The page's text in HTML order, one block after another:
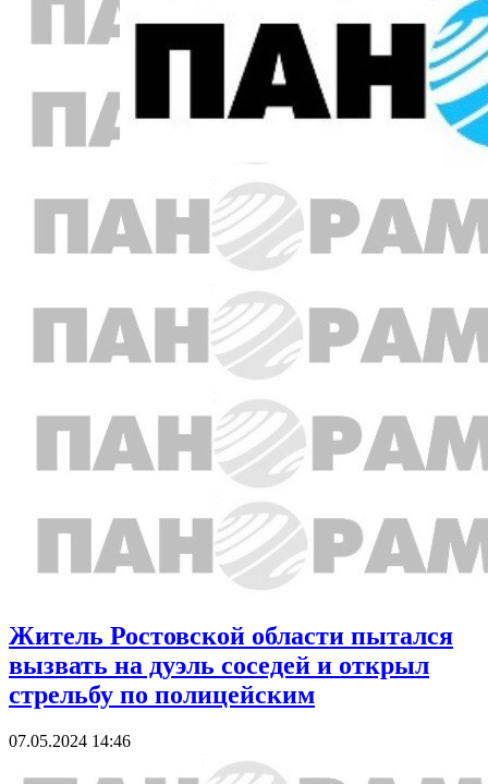
Житель Ростовской области пытался
вызвать на дуэль соседей и открыл
стрельбу по полицейским
07.05.2024 14:46